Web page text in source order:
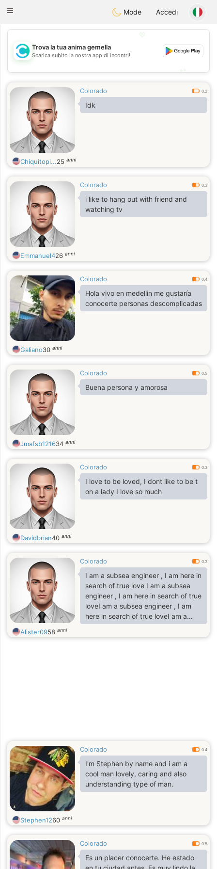
olombiaCitas
Toggle
Mode Accedi
💖
💕
Trova la tua anima gemella
Scarica subito la nostra app di incontri!
Colorado 0.2
Idk
Chiquitopi...25 anni
Colorado 0.3
i like to hang out with friend and
watching tv
Emmanuel426 anni
Colorado 0.4
Hola vivo en medellin me gustaría
conocerte personas descomplicadas
Galiano30 anni
Colorado 0.5
Buena persona y amorosa
Jmafsb121634 anni
Colorado 0.3
I love to be loved, I dont like to be t
on a lady I love so much
Davidbrian40 anni
Colorado 0.3
I am a subsea engineer , I am here in
search of true love I am a subsea
engineer , I am here in search of true
loveI am a subsea engineer , I am
here in search of true loveI am a
subsea engineer , I am here in
search of true love
Alister0958 anni
Colorado 0.4
I'm Stephen by name and i am a
cool man lovely, caring and also
understanding type of man.
Stephen1260 anni
Colorado 0.5
Es un placer conocerte. He estado